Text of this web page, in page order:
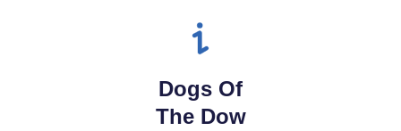
Dogs Of
The Dow